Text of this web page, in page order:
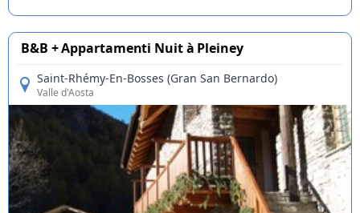
B&B + Appartamenti Nuit à Pleiney
Saint-Rhémy-En-Bosses (Gran San Bernardo)
Valle d'Aosta